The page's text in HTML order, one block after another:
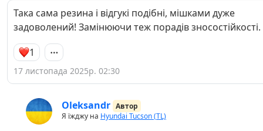
Така сама резина і відгукі подібні, мішками дуже
задоволений! Замінюючи теж порадів зносостійкості.
1
17 листопада 2025р. 02:30
Oleksandr Автор
Я їжджу на Hyundai Tucson (TL)